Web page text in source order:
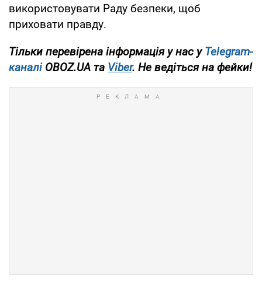
використовувати Раду безпеки, щоб
приховати правду.
Тільки перевірена інформація у нас уTelegram-
каналіOBOZ.UA та Viber. Не ведіться на фейки!